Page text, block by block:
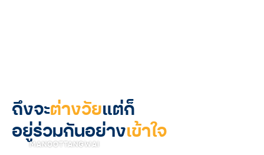
ถึงจะต่างวัยแต่ก็
อยู่ร่วมกันอย่างเข้าใจ
MANOOTTANGWAI